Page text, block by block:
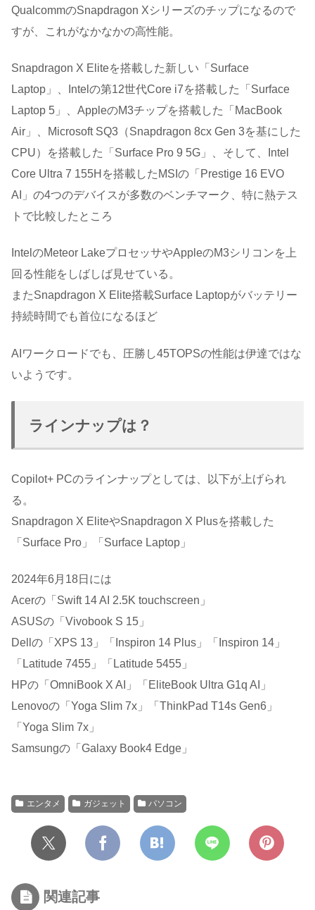
QualcommのSnapdragon Xシリーズのチップになるので
すが、これがなかなかの高性能。
Snapdragon X Eliteを搭載した新しい「Surface
Laptop」、Intelの第12世代Core i7を搭載した「Surface
Laptop 5」、AppleのM3チップを搭載した「MacBook
Air」、Microsoft SQ3（Snapdragon 8cx Gen 3を基にした
CPU）を搭載した「Surface Pro 9 5G」、そして、Intel
Core Ultra 7 155Hを搭載したMSIの「Prestige 16 EVO
AI」の4つのデバイスが多数のベンチマーク、特に熱テス
トで比較したところ
IntelのMeteor LakeプロセッサやAppleのM3シリコンを上
回る性能をしばしば見せている。
またSnapdragon X Elite搭載Surface Laptopがバッテリー
持続時間でも首位になるほど
AIワークロードでも、圧勝し45TOPSの性能は伊達ではな
いようです。
ラインナップは？
Copilot+ PCのラインナップとしては、以下が上げられ
る。
Snapdragon X EliteやSnapdragon X Plusを搭載した
「Surface Pro」「Surface Laptop」
2024年6月18日には
Acerの「Swift 14 AI 2.5K touchscreen」
ASUSの「Vivobook S 15」
Dellの「XPS 13」「Inspiron 14 Plus」「Inspiron 14」
「Latitude 7455」「Latitude 5455」
HPの「OmniBook X AI」「EliteBook Ultra G1q AI」
Lenovoの「Yoga Slim 7x」「ThinkPad T14s Gen6」
「Yoga Slim 7x」
Samsungの「Galaxy Book4 Edge」
エンタメ ガジェット パソコン
関連記事